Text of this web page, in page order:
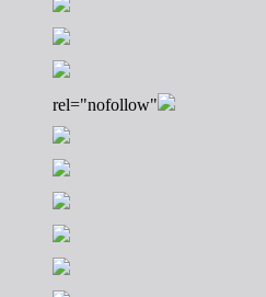
rel="nofollow"